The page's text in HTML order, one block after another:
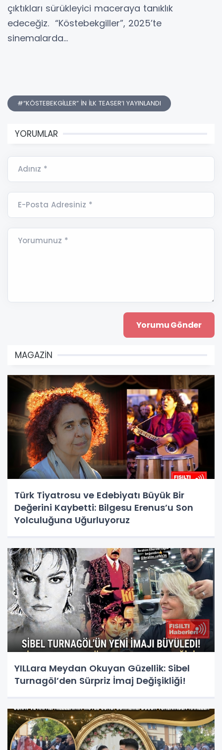
çıktıkları sürükleyici maceraya tanıklık
edeceğiz. “Köstebekgiller”, 2025’te
sinemalarda…
#“KÖSTEBEKGİLLER” İN İLK TEASER’I YAYINLANDI
YORUMLAR
Adınız *
E-Posta Adresiniz *
Yorumunuz *
MAGAZİN
Türk Tiyatrosu ve Edebiyatı Büyük Bir
Değerini Kaybetti: Bilgesu Erenus’u Son
Yolculuğuna Uğurluyoruz
YILLara Meydan Okuyan Güzellik: Sibel
Turnagöl’den Sürpriz İmaj Değişikliği!